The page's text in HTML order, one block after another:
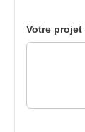
Votre projet